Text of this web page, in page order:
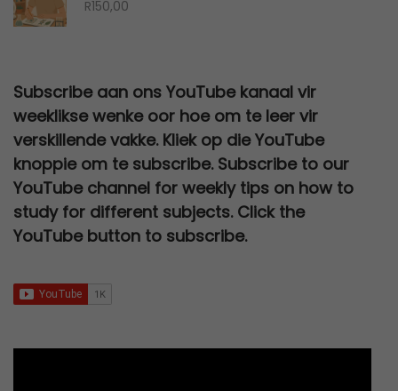
R150,00
Subscribe aan ons YouTube kanaal vir
weeklikse wenke oor hoe om te leer vir
verskillende vakke. Kliek op die YouTube
knoppie om te subscribe. Subscribe to our
YouTube channel for weekly tips on how to
study for different subjects. Click the
YouTube button to subscribe.